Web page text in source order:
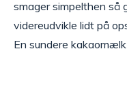
smager simpelthen så
videreudvikle lidt på
En sundere